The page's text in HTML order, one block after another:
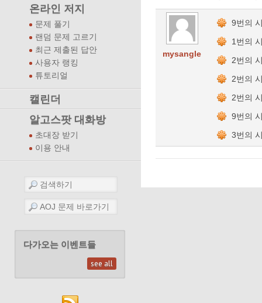
온라인 저지
문제 풀기
랜덤 문제 고르기
최근 제출된 답안
사용자 랭킹
튜토리얼
캘린더
알고스팟 대화방
초대장 받기
이용 안내
다가오는 이벤트들
see all
mysangle
9번의
1번의
2번의
2번의
2번의
9번의
3번의